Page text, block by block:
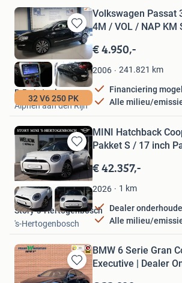
Bewaren
in
Favorieten
32 V6 250 PK
Volkswagen Passat
4M / VOL / NAP KM
€ 4.950,-
2006 241.821 km
Financiering
Alle milieu/
R.B. Autoplaza
Alphen aan den Rijn
Bewaren
in
Mijn
Favorieten
MINI Hatchback
Pakket S / 17 inch
€ 42.357,-
2026 1 km
Dealer
Alle milieu/
Story 's-Hertogenbosch
's-Hertogenbosch
Bewaren
BMW 6 Serie Gran
Executive | Dealer